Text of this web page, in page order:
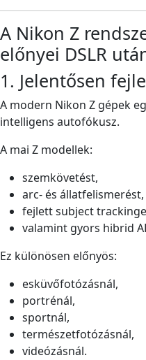
A Nikon Z
előnyei DSLR
1. Jelentősen
A modern Nikon Z gépek
intelligens autofókusz.
A mai Z modellek:
szemkövetést,
arc- és állatfelismerést,
fejlett subject
valamint gyors hibrid
Ez különösen előnyös:
esküvőfotózásnál,
portrénál,
sportnál,
természetfotózásnál,
videózásnál.